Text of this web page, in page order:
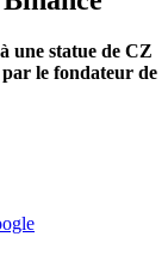
une statue de CZ
par le fondateur de